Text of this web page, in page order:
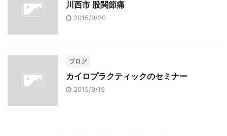
川西市 股関節痛
2015/9/20
ブログ
カイロプラクティックのセミナー
2015/9/19